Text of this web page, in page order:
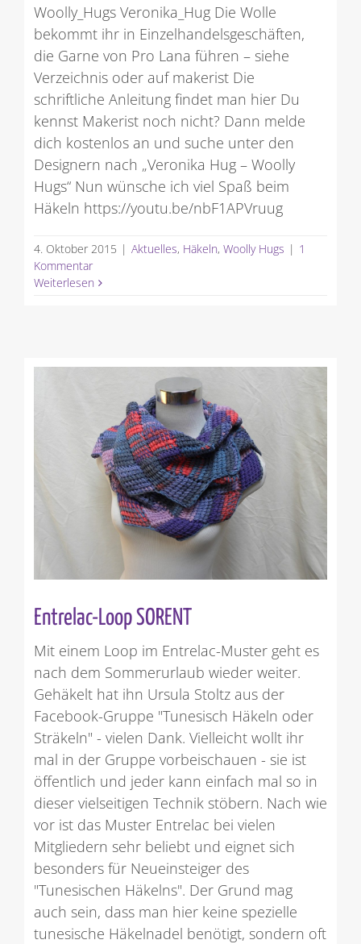
Woolly_Hugs Veronika_Hug Die Wolle
bekommt ihr in Einzelhandelsgeschäften,
die Garne von Pro Lana führen – siehe
Verzeichnis oder auf makerist Die
schriftliche Anleitung findet man hier Du
kennst Makerist noch nicht? Dann melde
dich kostenlos an und suche unter den
Designern nach „Veronika Hug – Woolly
Hugs“ Nun wünsche ich viel Spaß beim
Häkeln https://youtu.be/nbF1APVruug
4. Oktober 2015 | Aktuelles, Häkeln, Woolly Hugs | 1
Kommentar
Weiterlesen
Entrelac-Loop SORENT
Mit einem Loop im Entrelac-Muster geht es
nach dem Sommerurlaub wieder weiter.
Gehäkelt hat ihn Ursula Stoltz aus der
Facebook-Gruppe "Tunesisch Häkeln oder
Sträkeln" - vielen Dank. Vielleicht wollt ihr
mal in der Gruppe vorbeischauen - sie ist
öffentlich und jeder kann einfach mal so in
dieser vielseitigen Technik stöbern. Nach wie
vor ist das Muster Entrelac bei vielen
Mitgliedern sehr beliebt und eignet sich
besonders für Neueinsteiger des
"Tunesischen Häkelns". Der Grund mag
auch sein, dass man hier keine spezielle
tunesische Häkelnadel benötigt, sondern oft